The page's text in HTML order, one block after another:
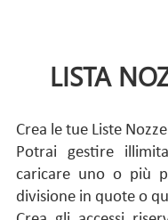
LISTA
Crea le tue Liste
Potrai gestire
caricare uno o più
divisione in quote o